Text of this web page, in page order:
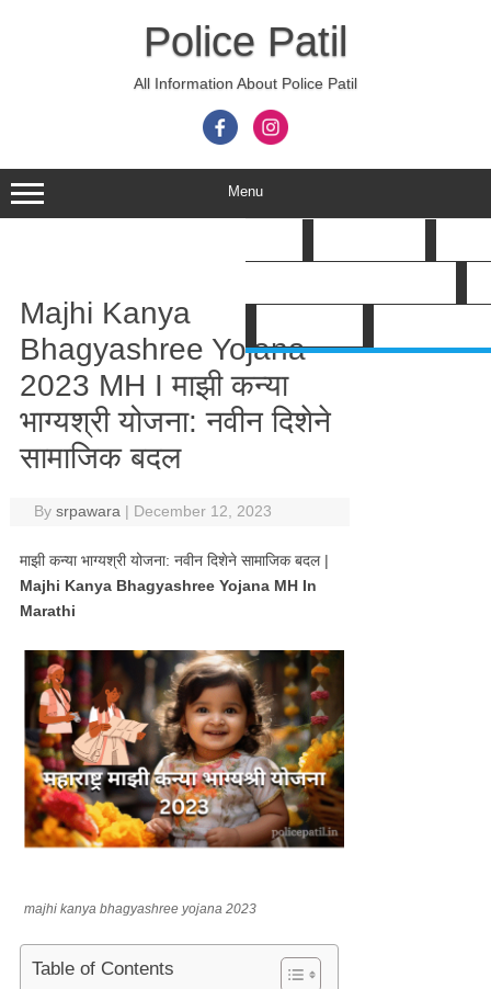
Police Patil
All Information About Police Patil
Menu
Majhi Kanya
Bhagyashree Yojana
2023 MH I माझी कन्या
भाग्यश्री योजना: नवीन दिशेने
सामाजिक बदल
Bysrpawara | December 12, 2023
माझी कन्या भाग्यश्री योजना: नवीन दिशेने सामाजिक बदल |
Majhi Kanya Bhagyashree Yojana MH In
Marathi
majhi kanya bhagyashree yojana 2023
Table of Contents